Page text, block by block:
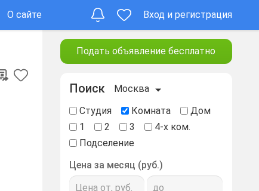
О сайте Вход и регистрация
Подать объявление бесплатно
Поиск
Москва
Студия
Комната
Дом
1
2 3
4-х ком.
Подселение
Цена за месяц (руб.)